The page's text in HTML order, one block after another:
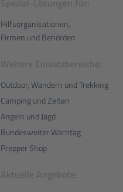
Hilfsorganisationen,
Firmen und Behörden
Outdoor, Wandern und Trekking
Camping und Zelten
Angeln und Jagd
Bundesweiter Warntag
Prepper Shop